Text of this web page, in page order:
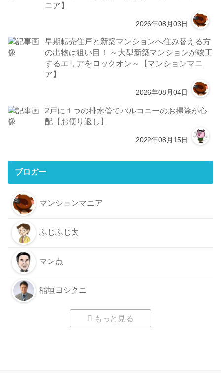
ニア】
2026年08月03日
早期転売住戸と新築マンションへ住み替える方
の出物は狙い目！ ～大型新築マンションが竣工
するエリアをロックオン～【マンションマニ
ア】
2026年08月04日
2戸に１つの排水管でバルコニーのお掃除が心
配【お便り返し】
2022年08月15日
ブロガー
マンションマニア
ふじふじ太
マン点
稲垣ヨシクニ
もっと見る